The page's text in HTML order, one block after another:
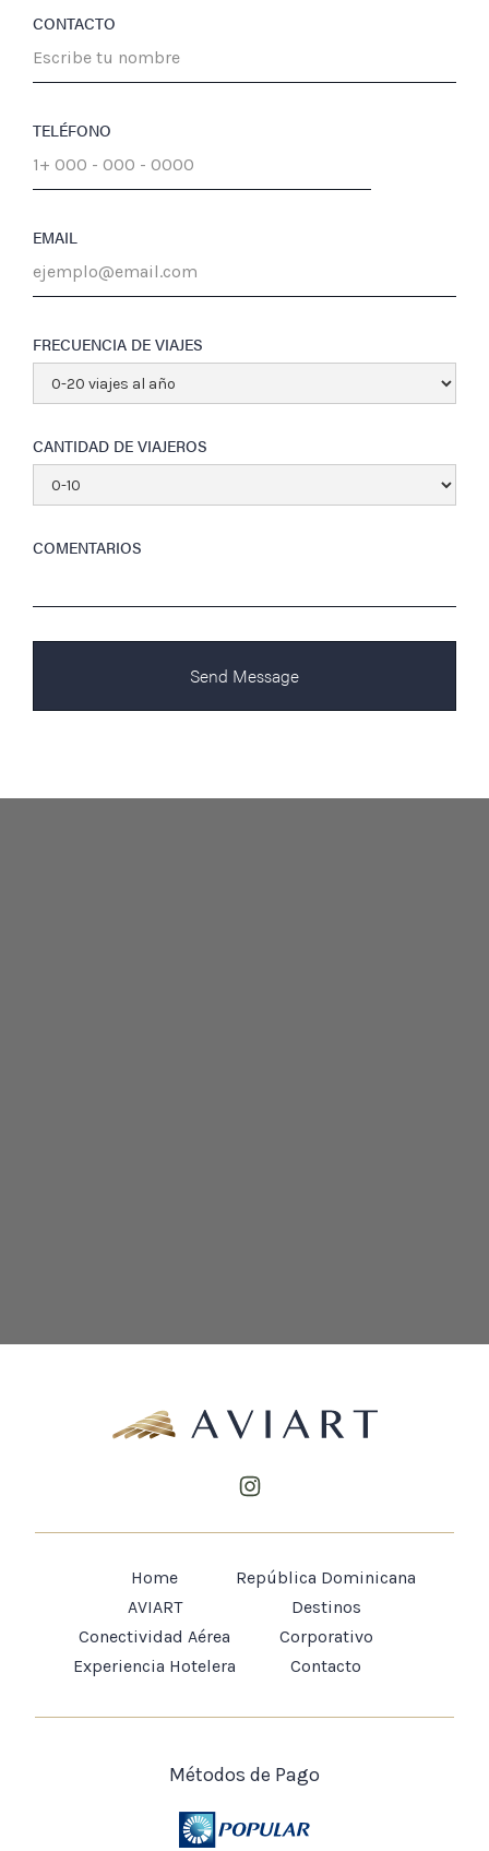
CONTACTO
TELÉFONO
EMAIL
FRECUENCIA DE VIAJES
CANTIDAD DE VIAJEROS
COMENTARIOS
Home
AVIART
Conectividad Aérea
Experiencia Hotelera
República Dominicana
Destinos
Corporativo
Contacto
Métodos de Pago